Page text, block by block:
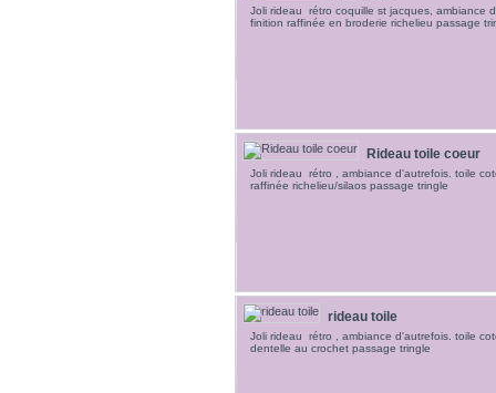
Joli rideau rétro coquille st jacques, ambiance
finition raffinée en broderie richelieu passage
Rideau toile coeur
Joli rideau rétro , ambiance d'autrefois. toile
raffinée richelieu/silaos passage tringle
rideau toile
Joli rideau rétro , ambiance d'autrefois. toile
dentelle au crochet passage tringle